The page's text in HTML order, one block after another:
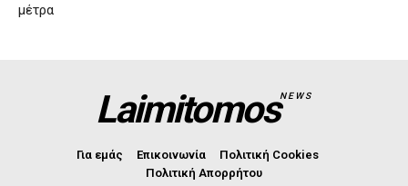
μέτρα
LaimitomosNEWS
Για εμάς Επικοινωνία
Πολιτική Cookies
Πολιτική Απορρήτου